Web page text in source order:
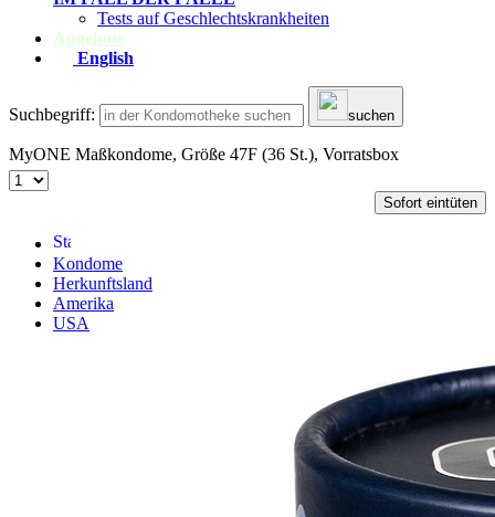
Tests auf Geschlechtskrankheiten
Angebote
English
Suchbegriff: suchen
MyONE Maßkondome, Größe 47F (36 St.), Vorratsbox
Sofort eintüten
Kondome
Herkunftsland
Amerika
USA